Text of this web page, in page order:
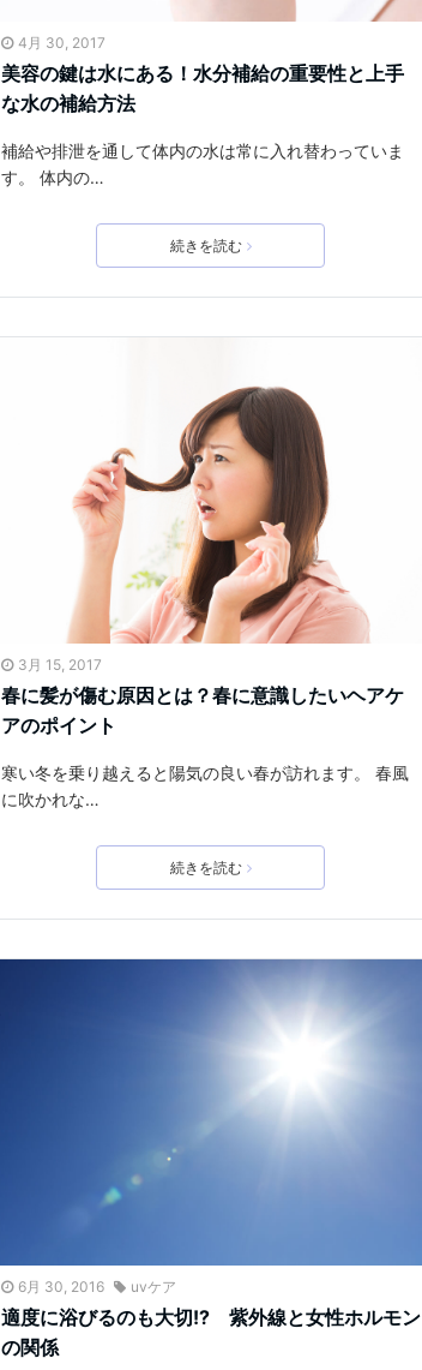
4月 30, 2017
美容の鍵は水にある！水分補給の重要性と上手
な水の補給方法
補給や排泄を通して体内の水は常に入れ替わっていま
す。 体内の…
続きを読む
3月 15, 2017
春に髪が傷む原因とは？春に意識したいヘアケ
アのポイント
寒い冬を乗り越えると陽気の良い春が訪れます。 春風
に吹かれな…
続きを読む
6月 30, 2016 uvケア
適度に浴びるのも大切!? 紫外線と女性ホルモン
の関係